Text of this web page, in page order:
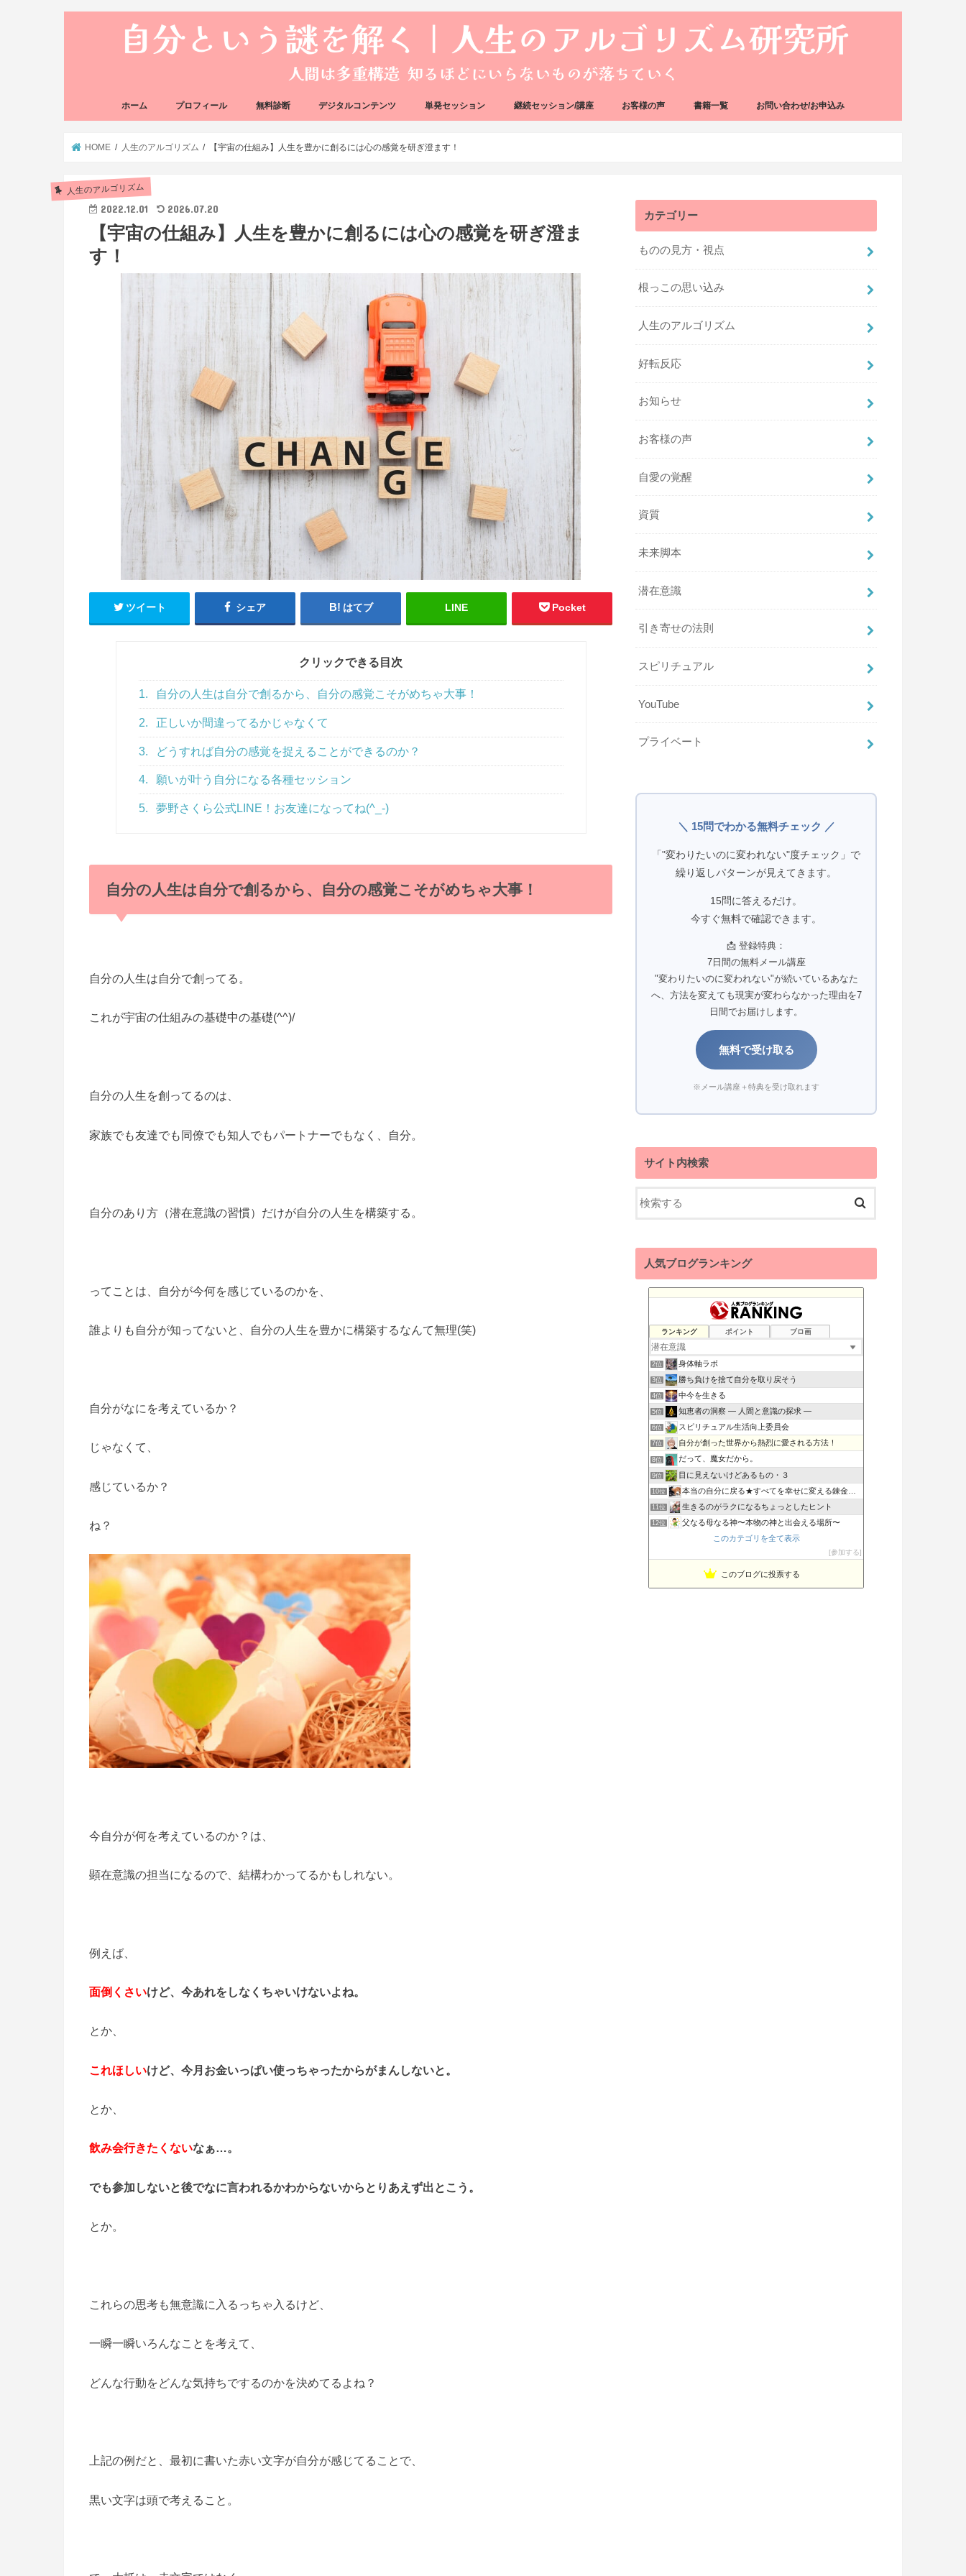
ホーム プロフィール 無料診断 デジタルコンテンツ 単発セッション 継続セッション/講座 お客様の声 書籍一覧 お問い合わせ/お申込み
HOME 人生のアルゴリズム 【宇宙の仕組み】人生を豊かに創るには心の感覚を研ぎ澄ます！
人生のアルゴリズム
2022.12.01 2026.07.20
【宇宙の仕組み】人生を豊かに創るには心の感覚を研ぎ澄ま
す！
ツイート シェア はてブ LINE Pocket
クリックできる目次
1. 自分の人生は自分で創るから、自分の感覚こそがめちゃ大事！
2. 正しいか間違ってるかじゃなくて
3. どうすれば自分の感覚を捉えることができるのか？
4. 願いが叶う自分になる各種セッション
5. 夢野さくら公式LINE！お友達になってね(^_-)
自分の人生は自分で創るから、自分の感覚こそがめちゃ大事！
自分の人生は自分で創ってる。
これが宇宙の仕組みの基礎中の基礎(^^)/
自分の人生を創ってるのは、
家族でも友達でも同僚でも知人でもパートナーでもなく、自分。
自分のあり方（潜在意識の習慣）だけが自分の人生を構築する。
ってことは、自分が今何を感じているのかを、
誰よりも自分が知ってないと、自分の人生を豊かに構築するなんて無理(笑)
自分がなにを考えているか？
じゃなくて、
感じているか？
ね？
今自分が何を考えているのか？は、
顕在意識の担当になるので、結構わかってるかもしれない。
例えば、
面倒くさいけど、今あれをしなくちゃいけないよね。
とか、
これほしいけど、今月お金いっぱい使っちゃったからがまんしないと。
とか、
飲み会行きたくないなぁ…。
でも参加しないと後でなに言われるかわからないからとりあえず出とこう。
とか。
これらの思考も無意識に入るっちゃ入るけど、
一瞬一瞬いろんなことを考えて、
どんな行動をどんな気持ちでするのかを決めてるよね？
上記の例だと、最初に書いた赤い文字が自分が感じてることで、
黒い文字は頭で考えること。
カテゴリー
ものの見方・視点
根っこの思い込み
人生のアルゴリズム
好転反応
お知らせ
お客様の声
自愛の覚醒
資質
未来脚本
潜在意識
引き寄せの法則
スピリチュアル
YouTube
プライベート
＼ 15問でわかる無料チェック ／
「"変わりたいのに変われない"度チェック」で
繰り返しパターンが見えてきます。
15問に答えるだけ。
今すぐ無料で確認できます。
📩 登録特典：
7日間の無料メール講座
"変わりたいのに変われない"が続いているあなた
へ、方法を変えても現実が変わらなかった理由を7
日間でお届けします。
無料で受け取る
※メール講座＋特典を受け取れます
サイト内検索
人気ブログランキング
ランキング ポイント ブロ画
1位 道（万物の源）に返る動き〜一輪の九つ花「老子の道と徳」が咲く
2位 身体軸ラボ
3位 勝ち負けを捨て自分を取り戻そう
4位 中今を生きる
5位 知恵者の洞察 ― 人間と意識の探求 ―
6位 スピリチュアル生活向上委員会
7位 自分が創った世界から熱烈に愛される方法！
8位 だって、魔女だから。
9位 目に見えないけどあるもの・３
10位 本当の自分に戻る★すべてを幸せに変える錬金術★
11位 生きるのがラクになるちょっとしたヒント
12位 父なる母なる神〜本物の神と出会える場所〜
潜在意識と仲良くなって、引き寄せる！
意識の旅研究所 銀河教室
このカテゴリを全て表示
参加する
このブログに投票する